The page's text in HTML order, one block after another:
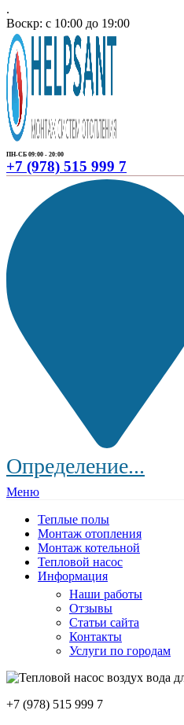
.
Воскр: с 10:00 до 19:00
ПН-СБ 09:00 - 20:00
+7 (978) 515 999 7
Определение...
Меню
Теплые полы
Монтаж отопления
Монтаж котельной
Тепловой насос
Информация
Наши работы
Отзывы
Статьи сайта
Контакты
Услуги по городам
+7 (978) 515 999 7